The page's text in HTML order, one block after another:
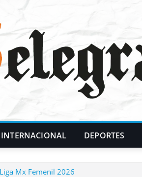
INTERNACIONAL DEPORTES
Mx Femenil 2026